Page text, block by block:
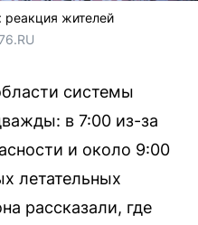
реакция жителей
системы
в 7:00 из-за
и около 9:00
летательных
рассказали, где